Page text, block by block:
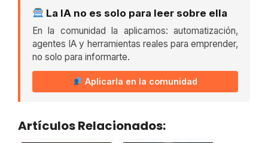
La IA no es solo para leer sobre ella
En la comunidad la aplicamos: automatización,
agentes IA y herramientas reales para emprender,
no solo para informarte.
Aplicarla en la comunidad
Artículos Relacionados: